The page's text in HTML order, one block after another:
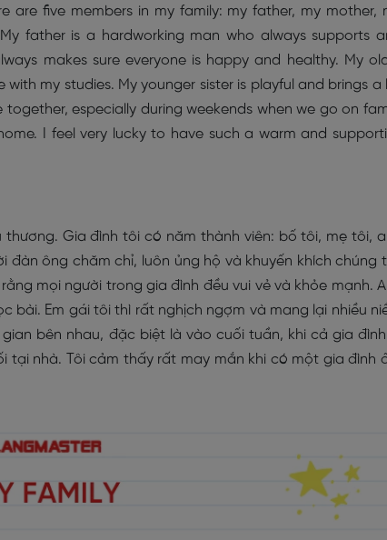
are five members in my family: my father, my mother,
father is a hardworking man who always supports
makes sure everyone is happy and healthy. My
my studies. My younger sister is playful and brings a
especially during weekends when we go on
I feel very lucky to have such a warm and
thương. Gia đình tôi có năm thành viên: bố tôi, mẹ tôi,
ông chăm chỉ, luôn ủng hộ và khuyến khích chúng
mọi người trong gia đình đều vui vẻ và khỏe mạnh.
bài. Em gái tôi thì rất nghịch ngợm và mang lại nhiều
bên nhau, đặc biệt là vào cuối tuần, khi cả gia
tại nhà. Tôi cảm thấy rất may mắn khi có một gia đình